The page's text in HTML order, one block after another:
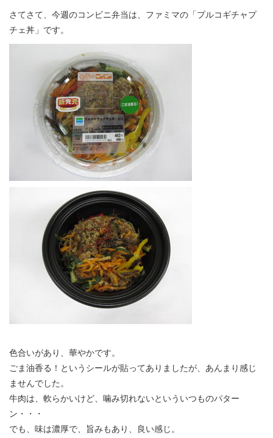
さてさて、今週のコンビニ弁当は、ファミマの「プルコギチャプ
チェ丼」です。
色合いがあり、華やかです。
ごま油香る！というシールが貼ってありましたが、あんまり感じ
ませんでした。
牛肉は、軟らかいけど、噛み切れないといういつものパター
ン・・・
でも、味は濃厚で、旨みもあり、良い感じ。